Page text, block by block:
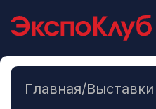
Главная/Выставки